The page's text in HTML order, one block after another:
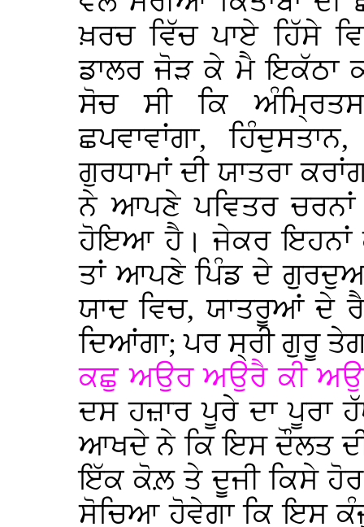
ਖ਼ਰਚ ਵਿੱਚ ਪਾਏ ਹਿੱਸੇ
ਡਾਲਰ ਜੋੜ ਕੇ ਮੈ ਇਕੱਠਾ
ਸੋਚ ਸੀ ਕਿ
ਛਪਵਾਵਾਂਗਾ,
ਗੁਰਧਾਮਾਂ ਦੀ ਯਾਤਰਾ
ਨੇ ਆਪਣੇ ਪਵਿਤਰ
ਹੋਇਆ ਹੈ। ਜੇਕਰ ਇਹਨਾਂ
ਤਾਂ ਆਪਣੇ ਪਿੰਡ ਦੇ
ਯਾਦ ਵਿਚ, ਯਾਤਰੂਆਂ ਦੇ
ਦਿਆਂਗਾ; ਪਰ ਸ੍ਰੀ ਗੁਰੂ
ਕਛੁ ਅਉਰ ਅਉਰੈ ਕੀ
ਦਸ ਹਜ਼ਾਰ ਪੂਰੇ ਦਾ ਪੂਰਾ
ਆਖਦੇ ਨੇ ਕਿ ਇਸ ਦੌਲਤ
ਇੱਕ ਕੋਲ਼ ਤੇ ਦੂਜੀ ਕਿਸੇ
ਸੋਚਿਆ ਹੋਵੇਗਾ ਕਿ ਇਸ